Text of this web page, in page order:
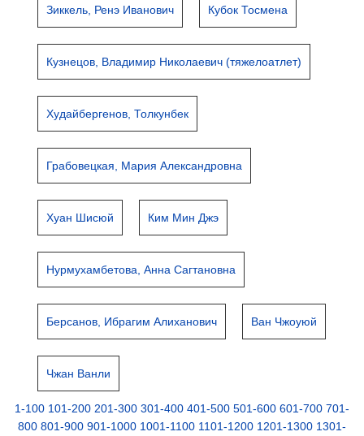
Зиккель, Ренэ Иванович Кубок Тосмена
Кузнецов, Владимир Николаевич (тяжелоатлет)
Худайбергенов, Толкунбек
Грабовецкая, Мария Александровна
Хуан Шисюй Ким Мин Джэ
Нурмухамбетова, Анна Сагтановна
Берсанов, Ибрагим Алиханович Ван Чжоуюй
Чжан Ванли
1-100 101-200 201-300 301-400 401-500 501-600 601-700 701-
800 801-900 901-1000 1001-1100 1101-1200 1201-1300 1301-